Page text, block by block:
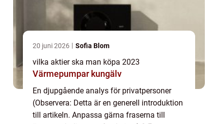
20 juni 2026 Sofia Blom
vilka aktier ska man köpa 2023
Värmepumpar kungälv
En djupgående analys för privatpersoner
(Observera: Detta är en generell introduktion
till artikeln. Anpassa gärna fraserna till